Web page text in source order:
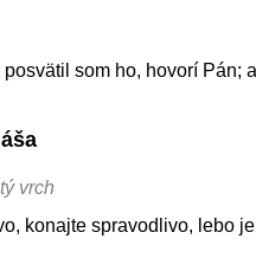
som ho, hovorí Pán;
vrch
konajte spravodlivo, lebo